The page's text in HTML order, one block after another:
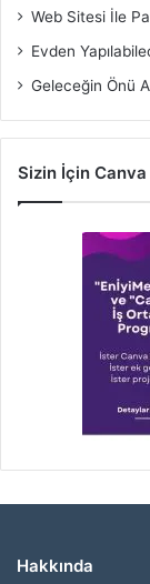
Web Sitesi İle
Evden
Geleceğin Önü
Sizin İçin Canva
Hakkında